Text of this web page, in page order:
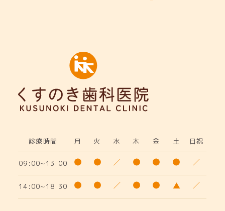
診療時間 月 火 水 木 金 土 日祝
09:00~13:00
14:00~18:30